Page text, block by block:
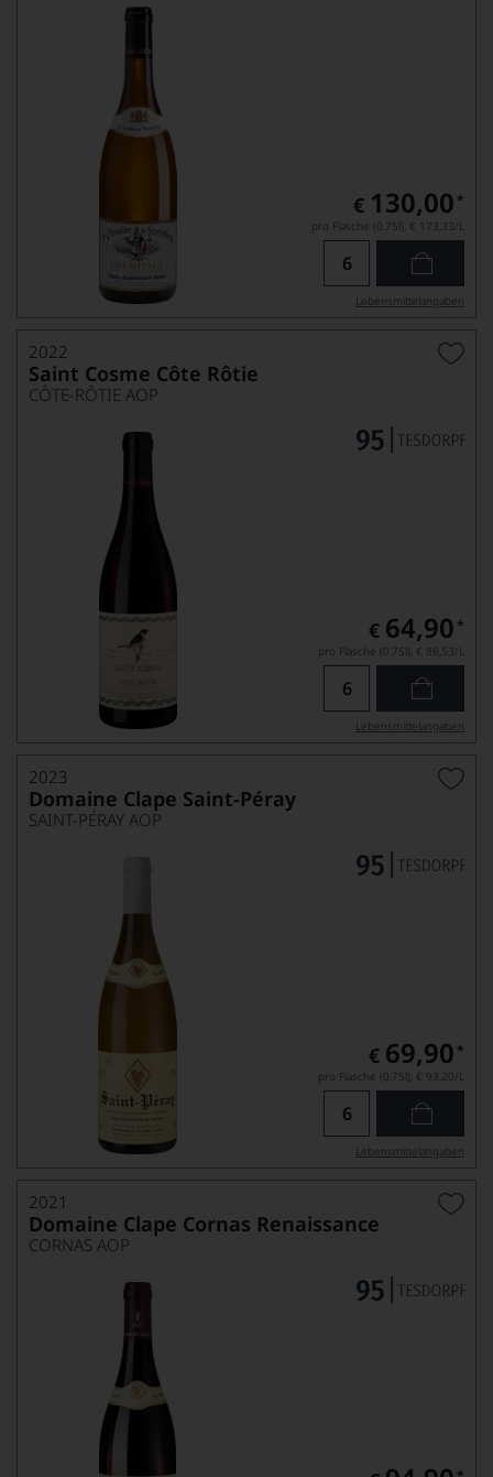
€ 130,00 *
pro Flasche (0.75l), € 173,33/L
Lebensmittel­angaben
2022
Saint Cosme Côte Rôtie
CÔTE-RÔTIE AOP
€ 64,90 *
pro Flasche (0.75l), € 86,53/L
Lebensmittel­angaben
2023
Domaine Clape Saint-Péray
SAINT-PÉRAY AOP
€ 69,90 *
pro Flasche (0.75l), € 93,20/L
Lebensmittel­angaben
2021
Domaine Clape Cornas Renaissance
CORNAS AOP